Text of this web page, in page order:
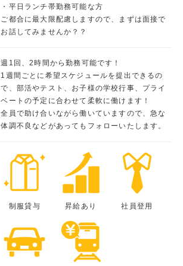
・平日ランチ帯勤務可能な方
ご都合に最大限配慮しますので、まずは面接で
お話してみませんか？？
週1回、2時間から勤務可能です！
1週間ごとに希望スケジュールを提出できるの
で、部活やテスト、お子様の学校行事、プライ
ベートの予定に合わせて柔軟に働けます！
全員で助け合いながら働いていますので、急な
体調不良などがあってもフォローいたします。
制服貸与 昇給あり 社員登用